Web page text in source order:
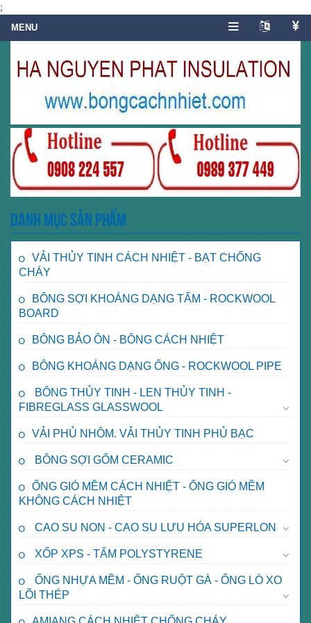
;
Danh mục sản phẩm
VẢI THỦY TINH CÁCH NHIỆT - BẠT CHỐNG
CHÁY
BÔNG SỢI KHOÁNG DẠNG TẤM - ROCKWOOL
BOARD
BÔNG BẢO ÔN - BÔNG CÁCH NHIỆT
BÔNG KHOÁNG DẠNG ỐNG - ROCKWOOL PIPE
BÔNG THỦY TINH - LEN THỦY TINH -
FIBREGLASS GLASSWOOL
VẢI PHỦ NHÔM. VẢI THỦY TINH PHỦ BẠC
BÔNG SỢI GỐM CERAMIC
ỐNG GIÓ MỀM CÁCH NHIỆT - ỐNG GIÓ MỀM
KHÔNG CÁCH NHIỆT
CAO SU NON - CAO SU LƯU HÓA SUPERLON
XỐP XPS - TẤM POLYSTYRENE
ỐNG NHỰA MỀM - ỐNG RUỘT GÀ - ỐNG LÒ XO
LÕI THÉP